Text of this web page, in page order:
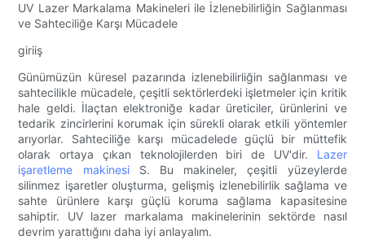
UV Lazer Markalama Makineleri ile İzlenebilirliğin Sağlanması
ve Sahteciliğe Karşı Mücadele
giriiş
Günümüzün küresel pazarında izlenebilirliğin sağlanması ve
sahtecilikle mücadele, çeşitli sektörlerdeki işletmeler için kritik
hale geldi. İlaçtan elektroniğe kadar üreticiler, ürünlerini ve
tedarik zincirlerini korumak için sürekli olarak etkili yöntemler
arıyorlar. Sahteciliğe karşı mücadelede güçlü bir müttefik
olarak ortaya çıkan teknolojilerden biri de UV'dir. Lazer
işaretleme makinesi S. Bu makineler, çeşitli yüzeylerde
silinmez işaretler oluşturma, gelişmiş izlenebilirlik sağlama ve
sahte ürünlere karşı güçlü koruma sağlama kapasitesine
sahiptir. UV lazer markalama makinelerinin sektörde nasıl
devrim yarattığını daha iyi anlayalım.